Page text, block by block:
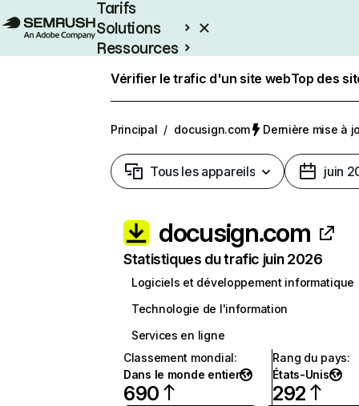
Tarifs
Solutions
Ressources
Vérifier le trafic d'un site webTop des
Principal / docusign.com Dernière mise à
Tous les appareils juin
docusign.com
Statistiques du trafic juin 2026
Logiciels et développement informatique
Technologie de l'information
Services en ligne
Classement mondial:
Dans le monde entier
690
Rang du pays:
États-Unis
292